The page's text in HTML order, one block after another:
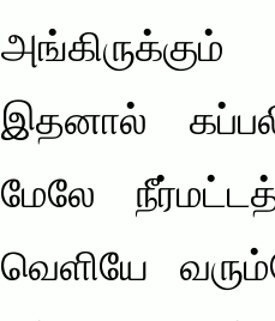
இதனால்
மேலே
வெளியே